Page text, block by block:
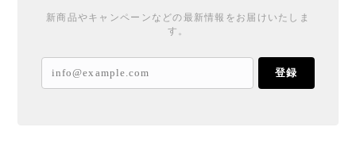
新商品やキャンペーンなどの最新情報をお届けいたしま
す。
登録